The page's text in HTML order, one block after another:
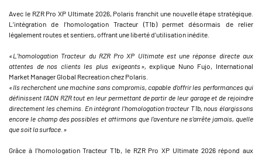
Avec le RZR Pro XP Ultimate 2026, Polaris franchit une nouvelle étape stratégique.
L’intégration de l’homologation Tracteur (T1b) permet désormais de relier
légalement routes et sentiers, offrant une liberté d’utilisation inédite.
« L’homologation Tracteur du RZR Pro XP Ultimate est une réponse directe aux
attentes de nos clients les plus exigeants »,explique Nuno Fujo, International
Market Manager Global Recreation chez Polaris.
« Ils recherchent une machine sans compromis, capable d’offrir les performances qui
définissent l’ADN RZR tout en leur permettant de partir de leur garage et de rejoindre
directement les chemins. En intégrant l’homologation tracteur T1b, nous élargissons
encore le champ des possibles et affirmons que l’aventure ne s’arrête jamais, quelle
que soit la surface. »
Grâce à l’homologation Tracteur T1b, le RZR Pro XP Ultimate 2026 répond aux